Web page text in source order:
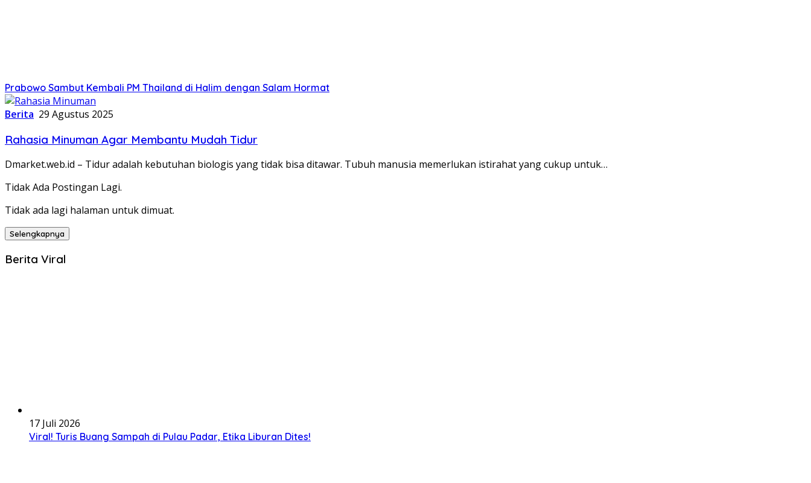
Prabowo Sambut Kembali PM Thailand di Halim dengan Salam Hormat
Berita 29 Agustus 2025
Rahasia Minuman Agar Membantu Mudah Tidur
Dmarket.web.id – Tidur adalah kebutuhan biologis yang tidak bisa ditawar. Tubuh manusia memerlukan istirahat yang cukup untuk…
Tidak Ada Postingan Lagi.
Tidak ada lagi halaman untuk dimuat.
Selengkapnya
Berita Viral
17 Juli 2026
Viral! Turis Buang Sampah di Pulau Padar, Etika Liburan Dites!